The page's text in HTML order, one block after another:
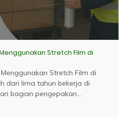
Stretch Film di
Stretch Film di
dari lima tahun bekerja di
bagian pengepakan...